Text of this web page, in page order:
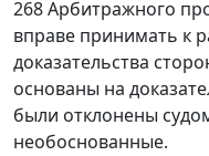
268Арбитражного
вправе принимать к
доказательства
основаны на
были отклонены
необоснованные.